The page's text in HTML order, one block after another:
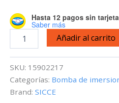
Hasta 12 pagos sin tarjeta
Saber más
MICRA
-
350
L/H
Añadir al carrito
SKU: 15902217
Categorías: Bomba de
Brand: SICCE